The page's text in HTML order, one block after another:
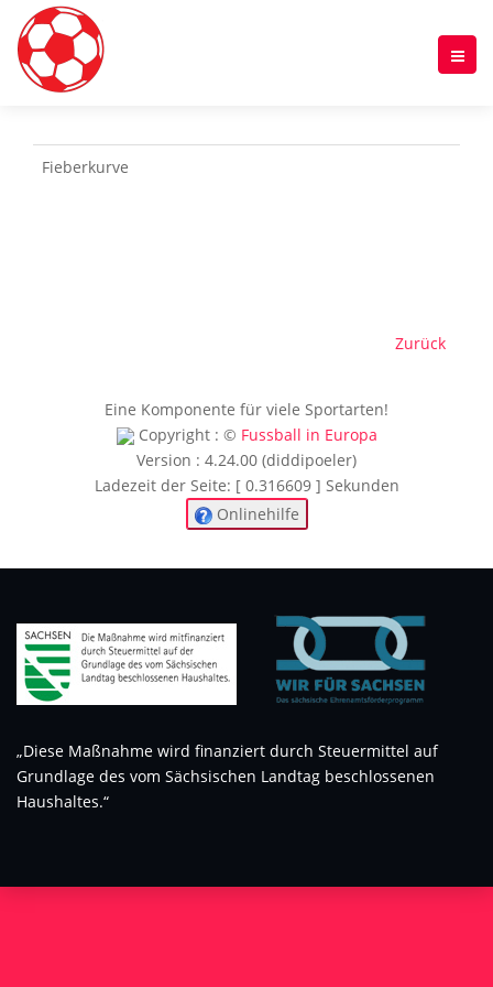
Fieberkurve
Zurück
Eine Komponente für viele Sportarten!
Copyright : © Fussball in Europa
Version : 4.24.00 (diddipoeler)
Ladezeit der Seite: [ 0.316609 ] Sekunden
Onlinehilfe
„Diese Maßnahme wird finanziert durch Steuermittel auf
Grundlage des vom Sächsischen Landtag beschlossenen
Haushaltes.“